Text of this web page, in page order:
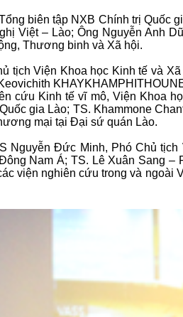
biên tập NXB Chính trị
Việt – Lào; Ông Nguyễn Anh
Thương binh và Xã hội.
Viện Khoa học Kinh tế và
cứu Kinh tế vĩ mô, Viện Khoa
gia Lào; TS. Khammone
mại tại Đại sứ quán Lào.
Đức Minh, Phó Chủ
Nam Á; TS. Lê Xuân Sang
viện nghiên cứu trong và